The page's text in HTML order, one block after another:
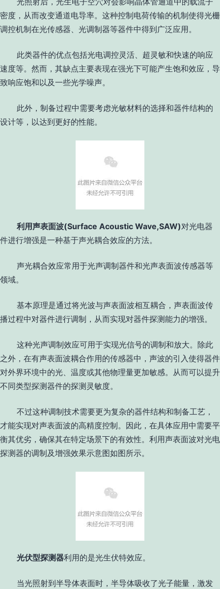
密度，从而改变通道电导率。这种控制电荷传输的机制使得光栅
调控机制在光传感器、光调制器等器件中得到广泛应用。
此类器件的优点包括光电调控灵活、超灵敏和快速的响应
速度等。然而，其缺点主要表现在强光下可能产生饱和效应，导
致响应饱和以及一些光学噪声。
此外，制备过程中需要考虑光敏材料的选择和器件结构的
设计等，以达到更好的性能。
利用声表面波(Surface Acoustic Wave,SAW)对光电器
件进行增强是一种基于声光耦合效应的方法。
声光耦合效应常用于光声调制器件和光声表面波传感器等
领域。
基本原理是通过将光波与声表面波相互耦合，声表面波传
播过程中对器件进行调制，从而实现对器件探测能力的增强。
这种光声调制效应可用于实现光信号的调制和放大。除此
之外，在有声表面波耦合作用的传感器中，声波的引入使得器件
对外界环境中的光、温度或其他物理量更加敏感。从而可以提升
不同类型探测器件的探测灵敏度。
不过这种调制技术需要更为复杂的器件结构和制备工艺，
才能实现对声表面波的高精度控制。因此，在具体应用中需要平
衡其优劣，确保其在特定场景下的有效性。利用声表面波对光电
探测器的调制及增强效果示意图如图所示。
光伏型探测器利用的是光生伏特效应。
当光照射到半导体表面时，半导体吸收了光子能量，激发